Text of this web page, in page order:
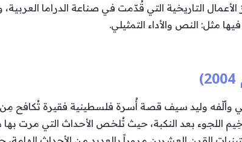
الأعمال التاريخية التي قُدّمت في صناعة الدراما
مثل: النص والأداء التمثيلي.
وليد سيف قصة أُسرة فلسطينية فقيرة تُكافح مِن
اللجوء بعد النكبة، حيث تُلخص الأحداث التي مرت